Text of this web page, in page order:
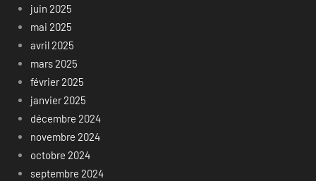
juin 2025
mai 2025
avril 2025
mars 2025
février 2025
janvier 2025
décembre 2024
novembre 2024
octobre 2024
septembre 2024